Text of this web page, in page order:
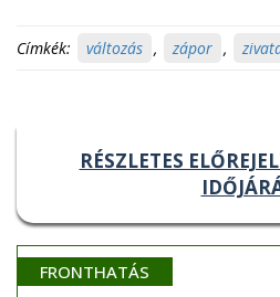
Címkék: változás , zápor ,
RÉSZLETES
FRONTHATÁS